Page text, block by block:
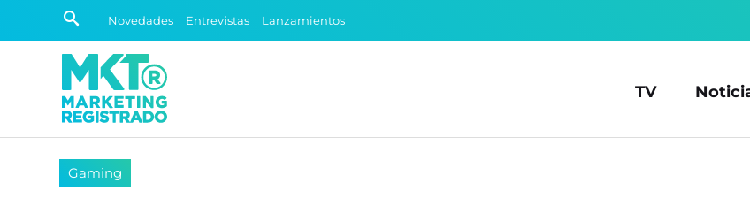
Novedades Entrevistas Lanzamientos
TV
Gaming